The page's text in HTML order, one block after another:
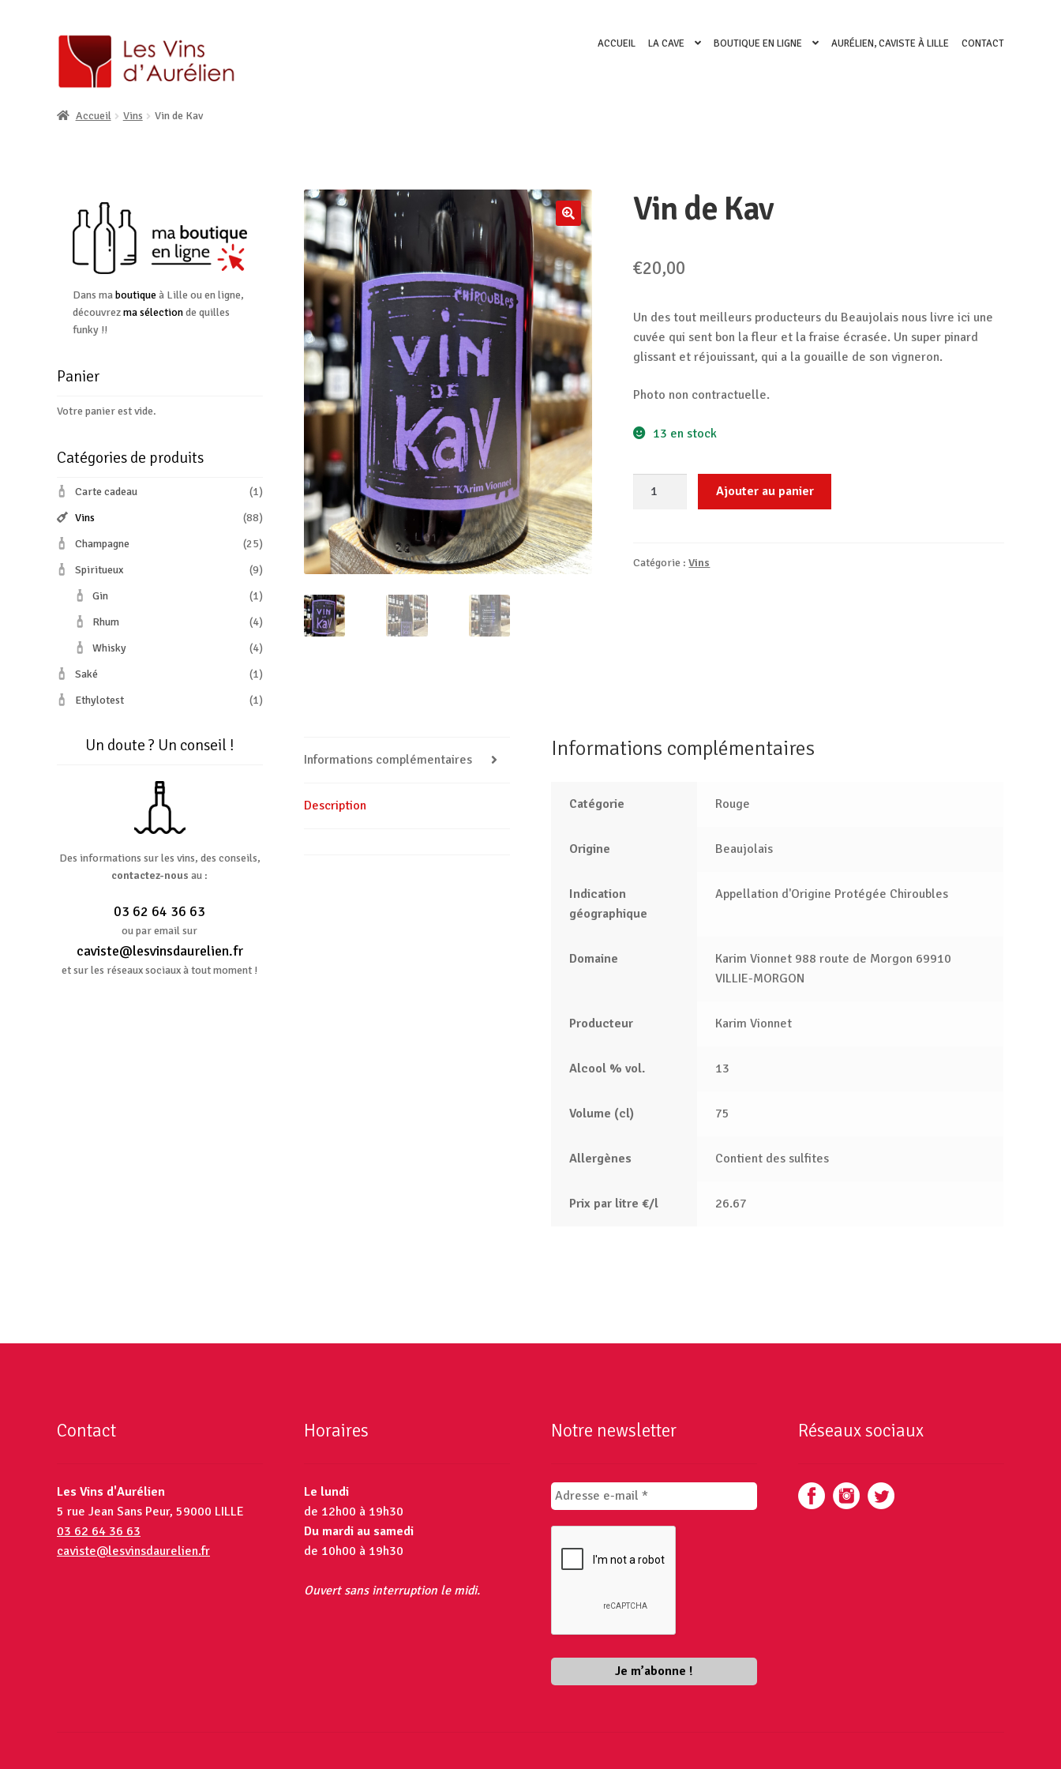
ACCUEIL LA CAVE BOUTIQUE EN LIGNE AURÉLIEN, CAVISTE À LILLE CONTACT
Accueil Vins Vin de Kav
🔍
Vin de Kav
€20,00
Un des tout meilleurs producteurs du Beaujolais nous livre ici une
cuvée qui sent bon la fleur et la fraise écrasée. Un super pinard
glissant et réjouissant, qui a la gouaille de son vigneron.
Photo non contractuelle.
13 en stock
Kav
Ajouter au panier
Catégorie :Vins
Informations complémentaires
Description
Informations complémentaires
Catégorie Rouge
Origine Beaujolais
Indication
géographique
Appellation d'Origine Protégée Chiroubles
Domaine
Karim Vionnet 988 route de Morgon 69910
VILLIE-MORGON
Producteur Karim Vionnet
Alcool % vol. 13
Volume (cl) 75
Allergènes Contient des sulfites
Prix par litre €/l 26.67
Dans maboutiqueà Lille ou en ligne,
découvrezma sélectionde quilles
funky !!
Panier
Votre panier est vide.
Catégories de produits
Carte cadeau
(1)
Vins
(88)
Champagne
(25)
Spiritueux
(9)
Gin
(1)
Rhum
(4)
Whisky
(4)
Saké
(1)
Ethylotest
(1)
Un doute ? Un conseil !
Des informations sur les vins, des conseils,
contactez-nousau :
03 62 64 36 63
ou par email sur
caviste@lesvinsdaurelien.fr
et sur les réseaux sociaux à tout moment !
Contact
Les Vins d'Aurélien
5 rue Jean Sans Peur, 59000 LILLE
03 62 64 36 63
caviste@lesvinsdaurelien.fr
Horaires
Le lundi
de 12h00 à 19h30
Du mardi au samedi
de 10h00 à 19h30
Ouvert sans interruption le midi.
Notre newsletter Réseaux sociaux